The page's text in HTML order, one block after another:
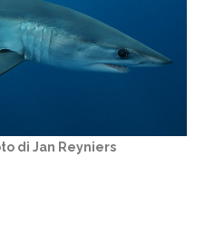
di Jan Reyniers